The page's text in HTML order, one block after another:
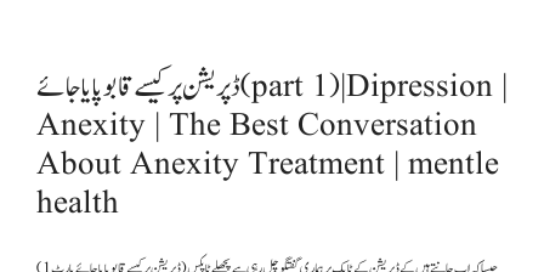
Anexity | The Best Conversation
About Anexity Treatment | mentle
health